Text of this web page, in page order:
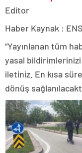
Editor
Haber Kaynak :
“Yayınlanan tüm
yasal
iletiniz. En kısa
dönüş